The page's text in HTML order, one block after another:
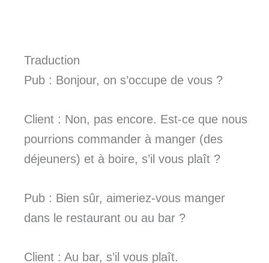
Traduction
Pub : Bonjour, on s’occupe de vous ?
Client : Non, pas encore. Est-ce que nous
pourrions commander à manger (des
déjeuners) et à boire, s’il vous plaît ?
Pub : Bien sûr, aimeriez-vous manger
dans le restaurant ou au bar ?
Client : Au bar, s’il vous plaît.